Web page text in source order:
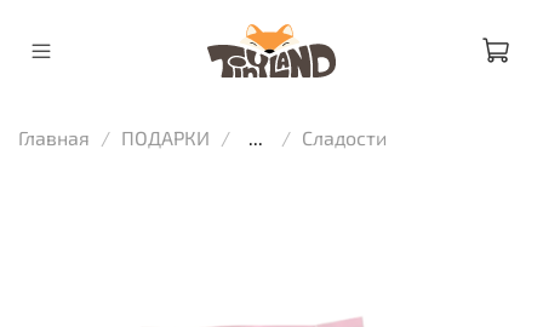
Главная ПОДАРКИ Сладости